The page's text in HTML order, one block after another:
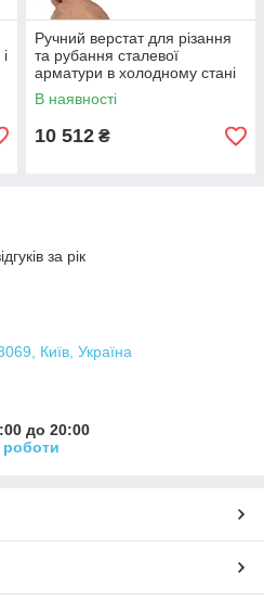
Ручний верстат для різання
та рубання сталевої
арматури в холодному стані
діаметром до 26 мм Afacan
26MX
В наявності
10 512 ₴
за рік
Київ, Україна
до 20:00
роботи